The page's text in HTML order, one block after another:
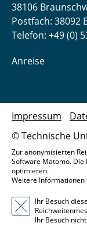
38106
Postfach: 38092
Telefon: +49 (0)
Anreise
© Technische
Impressum
Zur anonymisierten
Software Matomo. Die
optimieren.
Weitere Informationen
Ihr Besuch
Ihr Besuch